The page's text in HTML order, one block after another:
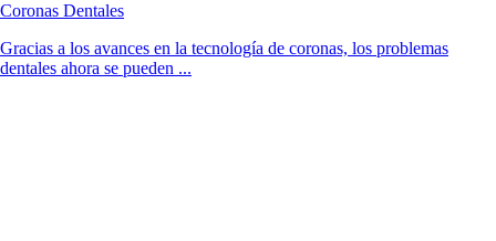
Coronas Dentales
Gracias a los avances en la tecnología de coronas, los problemas
dentales ahora se pueden ...